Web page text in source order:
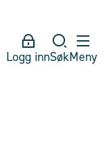
Logg innSøkMeny